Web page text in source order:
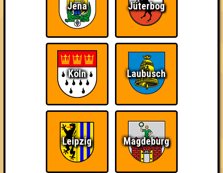
1. Gefährliches Halbquizzen
42
2. Insolvatprivenz
15 14 41
2. Die Rätselbrezel
15
3. Freunde der sorbischen Folklore
14 13 40
4. Die schummelnden Schummler
15 13 39
Jena Jüterbog
Köln Laubusch
Leipzig Magdeburg